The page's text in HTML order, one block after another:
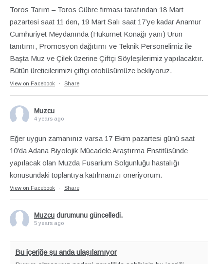
Toros Tarım – Toros Gübre firması tarafından 18 Mart
pazartesi saat 11 den, 19 Mart Salı saat 17’ye kadar Anamur
Cumhuriyet Meydanında (Hükümet Konağı yanı) Ürün
tanıtımı, Promosyon dağıtımı ve Teknik Personelimiz ile
Başta Muz ve Çilek üzerine Çiftçi Söyleşilerimiz yapılacaktır.
Bütün üreticilerimizi çiftçi otobüsümüze bekliyoruz.
View on Facebook · Share
Muzcu
4 years ago
Eğer uygun zamanınız varsa 17 Ekim pazartesi günü saat
10'da Adana Biyolojik Mücadele Araştırma Enstitüsünde
yapılacak olan Muzda Fusarium Solgunluğu hastalığı
konusundaki toplantıya katılmanızı öneriyorum.
View on Facebook · Share
Muzcu durumunu güncelledi.
5 years ago
Bu içeriğe şu anda ulaşılamıyor